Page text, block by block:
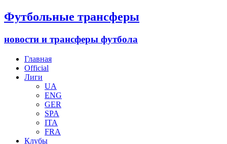
Футбольные трансферы
новости и трансферы футбола
Главная
Official
Лиги
UA
ENG
GER
SPA
ITA
FRA
Клубы